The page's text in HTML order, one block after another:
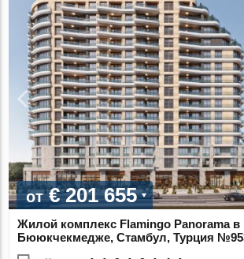
от€ 201 655
Жилой комплекс Flamingo Panorama в
Бююкчекмедже, Стамбул, Турция